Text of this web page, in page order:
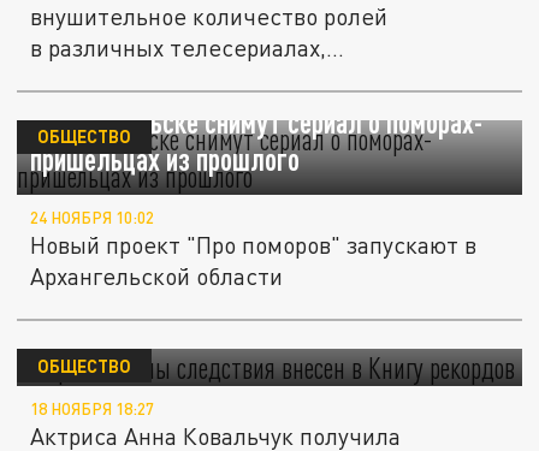
внушительное количество ролей
в различных телесериалах,
В Архангельске снимут сериал о поморах-
пришельцах из прошлого
ОБЩЕСТВО
24 НОЯБРЯ 10:02
Новый проект "Про поморов" запускают в
Архангельской области
Сериал "Тайны следствия" внесен в Книгу
рекордов
ОБЩЕСТВО
18 НОЯБРЯ 18:27
Актриса Анна Ковальчук получила